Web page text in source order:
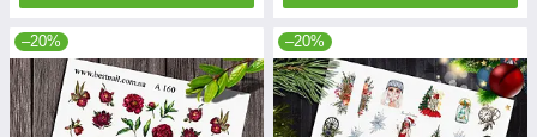
–20% –20%